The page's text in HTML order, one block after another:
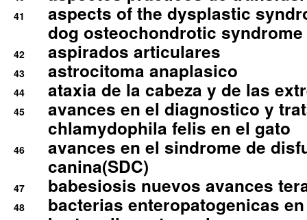
41
aspects of the dysplastic
dog osteochondrotic syndrome
42 aspirados articulares
43 astrocitoma anaplasico
44 ataxia de la cabeza y de las
45
avances en el diagnostico y
chlamydophila felis en el gato
46
avances en el sindrome de
canina(SDC)
47 babesiosis nuevos avances
48 bacterias enteropatogenicas